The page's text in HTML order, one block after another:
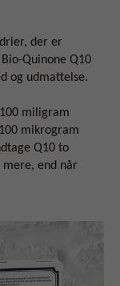
der er
Quinone Q10
og udmattelse.
miligram
mikrogram
Q10 to
end når